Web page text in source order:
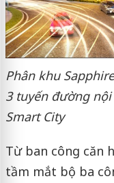
Phân khu
3 tuyến đường
Smart City
Từ ban công căn
tầm mắt bộ ba